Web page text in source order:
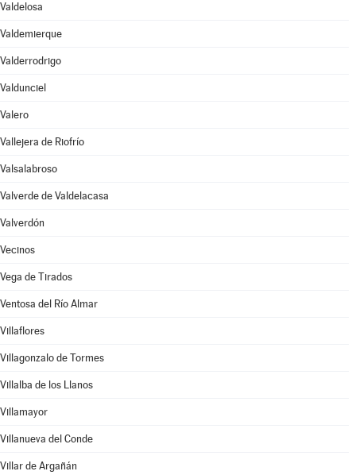
Valdelosa
Valdemierque
Valderrodrigo
Valdunciel
Valero
Vallejera de Riofrío
Valsalabroso
Valverde de Valdelacasa
Valverdón
Vecinos
Vega de Tirados
Ventosa del Río Almar
Villaflores
Villagonzalo de Tormes
Villalba de los Llanos
Villamayor
Villanueva del Conde
Villar de Argañán